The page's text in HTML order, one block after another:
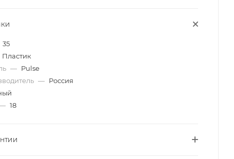
35
Пластик
— Pulse
— Россия
18